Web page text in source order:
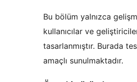
Bu bölüm yalnızca
kullanıcılar ve
tasarlanmıştır. Burada
amaçlı sunulmaktadır.